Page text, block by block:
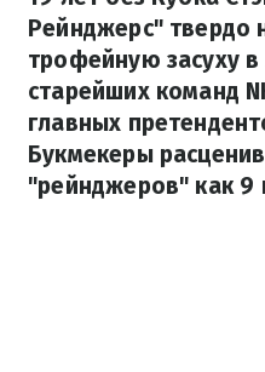
Рейнджерс" твердо
трофейную засуху
старейших команд
главных
Букмекеры
"рейнджеров" как 9